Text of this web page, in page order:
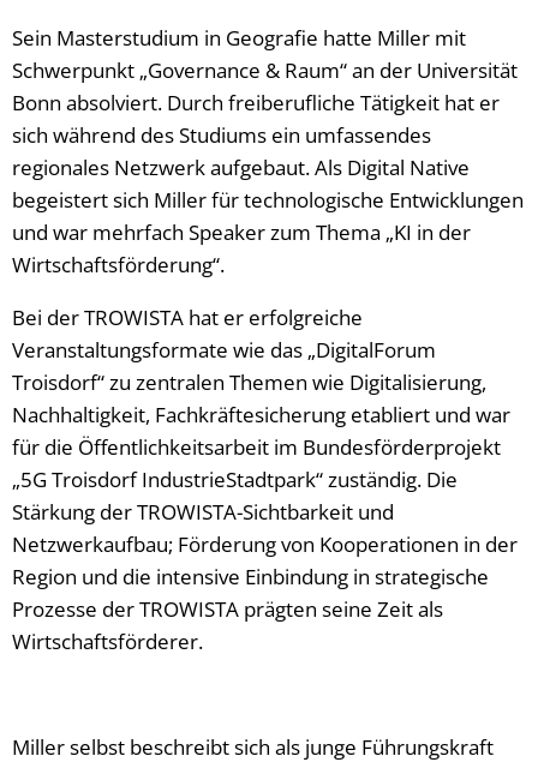
Sein Masterstudium in Geografie hatte Miller mit
Schwerpunkt „Governance & Raum“ an der Universität
Bonn absolviert. Durch freiberufliche Tätigkeit hat er
sich während des Studiums ein umfassendes
regionales Netzwerk aufgebaut. Als Digital Native
begeistert sich Miller für technologische Entwicklungen
und war mehrfach Speaker zum Thema „KI in der
Wirtschaftsförderung“.
Bei der TROWISTA hat er erfolgreiche
Veranstaltungsformate wie das „DigitalForum
Troisdorf“ zu zentralen Themen wie Digitalisierung,
Nachhaltigkeit, Fachkräftesicherung etabliert und war
für die Öffentlichkeitsarbeit im Bundesförderprojekt
„5G Troisdorf IndustrieStadtpark“ zuständig. Die
Stärkung der TROWISTA-Sichtbarkeit und
Netzwerkaufbau; Förderung von Kooperationen in der
Region und die intensive Einbindung in strategische
Prozesse der TROWISTA prägten seine Zeit als
Wirtschaftsförderer.
Miller selbst beschreibt sich als junge Führungskraft